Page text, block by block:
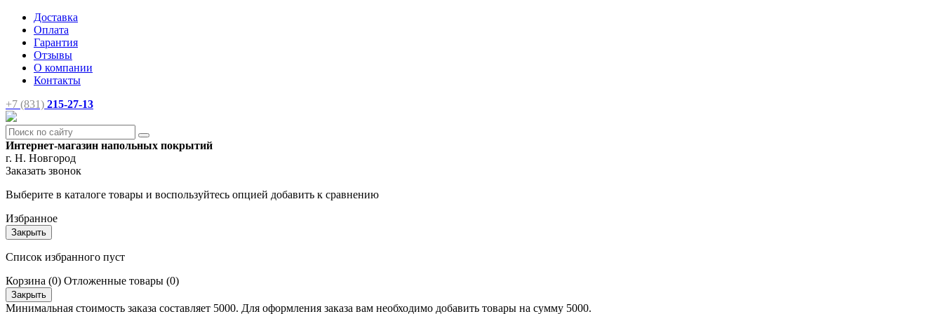
Доставка
Оплата
Гарантия
Отзывы
О компании
Контакты
+7 (831) 215-27-13
Интернет-магазин напольных покрытий
г. Н. Новгород
Заказать звонок
Выберите в каталоге товары и воспользуйтесь опцией добавить к сравнению
Избранное
Закрыть
Список избранного пуст
Корзина (0) Отложенные товары (0)
Закрыть
Минимальная стоимость заказа составляет 5000. Для оформления заказа вам необходимо добавить товары на сумму 5000.